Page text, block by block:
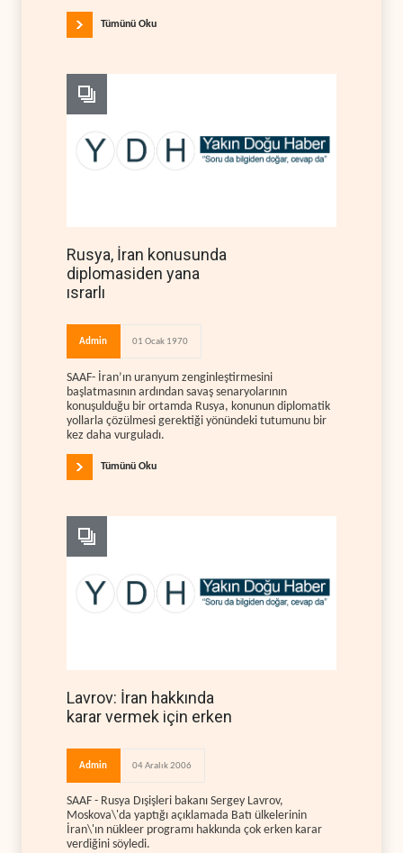
Tümünü Oku
Rusya, İran konusunda
diplomasiden yana
ısrarlı
Admin 01 Ocak 1970
SAAF- İran’ın uranyum zenginleştirmesini
başlatmasının ardından savaş senaryolarının
konuşulduğu bir ortamda Rusya, konunun diplomatik
yollarla çözülmesi gerektiği yönündeki tutumunu bir
kez daha vurguladı.
Tümünü Oku
Lavrov: İran hakkında
karar vermek için erken
Admin 04 Aralık 2006
SAAF - Rusya Dışişleri bakanı Sergey Lavrov,
Moskova\'da yaptığı açıklamada Batı ülkelerinin
İran\'ın nükleer programı hakkında çok erken karar
verdiğini söyledi.